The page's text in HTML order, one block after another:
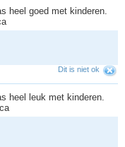
heel goed met kinderen.
Dit is niet ok
heel leuk met kinderen.